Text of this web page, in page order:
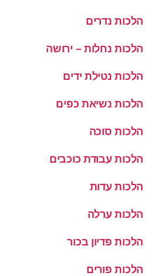
הלכות נדרים
הלכות נחלות – ירושה
הלכות נטילת ידים
הלכות נשיאת כפים
הלכות סוכה
הלכות עבודת כוכבים
הלכות עדות
הלכות ערלה
הלכות פדיון בכור
הלכות פורים